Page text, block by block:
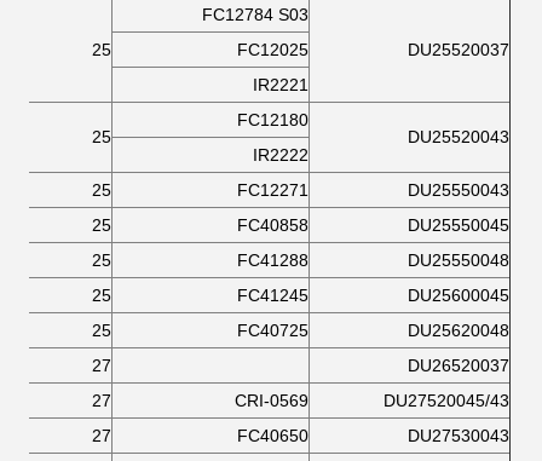
DU25520037
FC12784 S03
25
FC12025
IR2221
DU25520043
FC12180
25
IR2222
DU25550043
FC12271
25
DU25550045
FC40858
25
DU25550048
FC41288
25
DU25600045
FC41245
25
DU25620048
FC40725
25
DU26520037
27
DU27520045/43
CRI-0569
27
DU27530043
FC40650
27